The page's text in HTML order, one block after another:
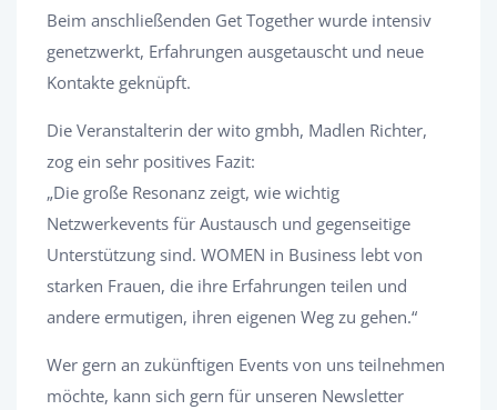
Beim anschließenden Get Together wurde intensiv
genetzwerkt, Erfahrungen ausgetauscht und neue
Kontakte geknüpft.
Die Veranstalterin der wito gmbh, Madlen Richter,
zog ein sehr positives Fazit:
„Die große Resonanz zeigt, wie wichtig
Netzwerkevents für Austausch und gegenseitige
Unterstützung sind. WOMEN in Business lebt von
starken Frauen, die ihre Erfahrungen teilen und
andere ermutigen, ihren eigenen Weg zu gehen.“
Wer gern an zukünftigen Events von uns teilnehmen
möchte, kann sich gern für unseren Newsletter